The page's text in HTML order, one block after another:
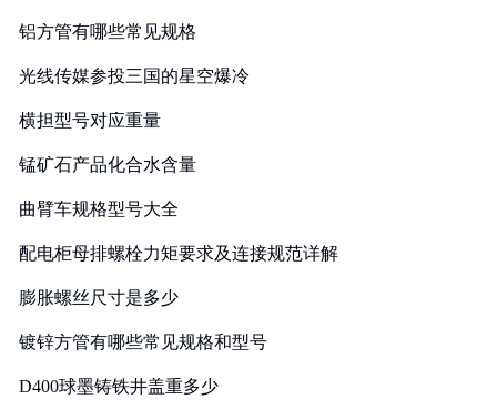
铝方管有哪些常见规格
光线传媒参投三国的星空爆冷
横担型号对应重量
锰矿石产品化合水含量
曲臂车规格型号大全
配电柜母排螺栓力矩要求及连接规范详解
膨胀螺丝尺寸是多少
镀锌方管有哪些常见规格和型号
D400球墨铸铁井盖重多少